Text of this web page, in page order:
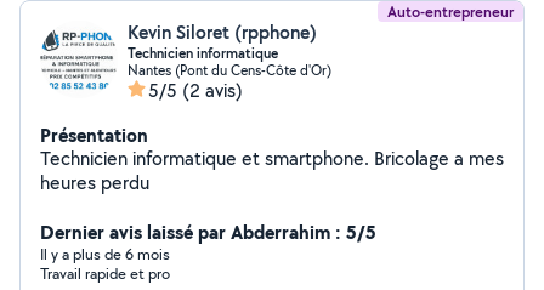
Auto-entrepreneur
Kevin Siloret (rpphone)
Technicien informatique
Nantes (Pont du Cens-Côte d'Or)
5/5 (2 avis)
Présentation
Technicien informatique et smartphone. Bricolage a mes
heures perdu
Dernier avis laissé par Abderrahim : 5/5
Il y a plus de 6 mois
Travail rapide et pro